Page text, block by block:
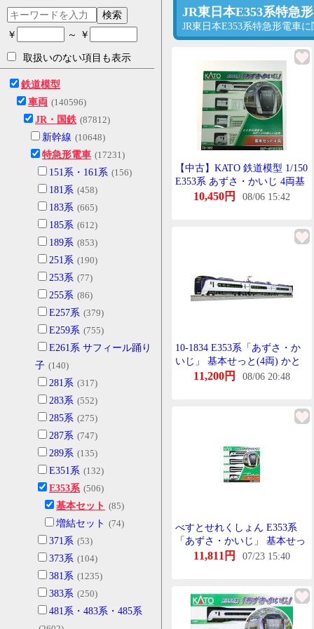
検索
￥ ～ ￥
取扱いのない項目も表示
鉄道模型
車両 (140596)
JR・国鉄 (87812)
新幹線 (10648)
特急形電車 (17231)
151系・161系 (156)
181系 (458)
183系 (665)
185系 (612)
189系 (853)
251系 (190)
253系 (77)
255系 (86)
E257系 (379)
E259系 (755)
E261系 サフィール踊り
子 (140)
281系 (317)
283系 (552)
285系 (275)
287系 (747)
289系 (135)
E351系 (132)
E353系 (506)
基本セット (85)
増結セット (74)
371系 (53)
373系 (104)
381系 (1235)
383系 (250)
481系・483系・485系
JR東日本E353系特急
JR東日本E353系特急形電車
【中古】KATO 鉄道模型 1/150
E353系 あずさ・かいじ 4両基
本せっと Bらんく
10,450円 08/06 15:42
10-1834 E353系「あずさ・か
いじ」 基本せっと(4両) かと
ー Nげーじ(再販)
11,200円 08/06 20:48
べすとせれくしょん E353系
「あずさ・かいじ」 基本せっ
と(4両) 【10-1834】 (鉄道模型
11,811円 07/23 15:40